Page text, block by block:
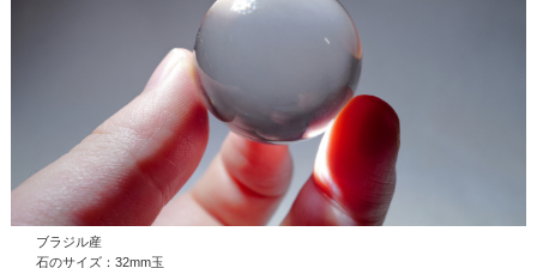
ブラジル産
石のサイズ：32mm玉